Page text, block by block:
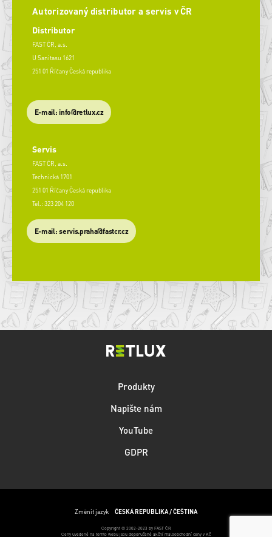
Autorizovaný distributor a servis v ČR
Distributor
FAST ČR, a.s.
U Sanitasu 1621
251 01 Říčany Česká republika
E-mail: info@retlux.cz
Servis
FAST ČR, a.s.
Technická 1701
251 01 Říčany Česká republika
Tel.: 323 204 120
​E-mail: servis.praha@fastcr.cz
Produkty
Napište nám
YouTube
GDPR
Změnit jazyk ČESKÁ REPUBLIKA / ČEŠTINA
Copyright © 2002-2023 by FAST ČR
Ceny uvedené na tomto webu jsou doporučené akční maloobchodní ceny v Kč